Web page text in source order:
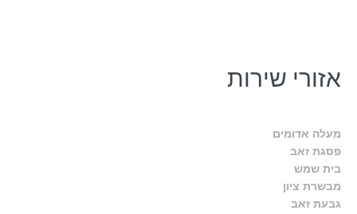
אזורי שירות
מעלה אדומים
פסגת זאב
בית שמש
מבשרת ציון
גבעת זאב